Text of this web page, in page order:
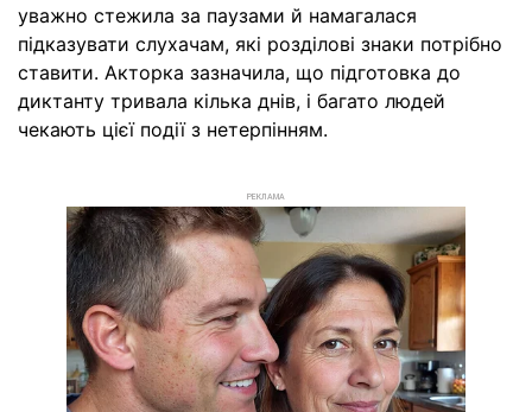
уважно стежила за паузами й намагалася
підказувати слухачам, які розділові знаки потрібно
ставити. Акторка зазначила, що підготовка до
диктанту тривала кілька днів, і багато людей
чекають цієї події з нетерпінням.
РЕКЛАМА